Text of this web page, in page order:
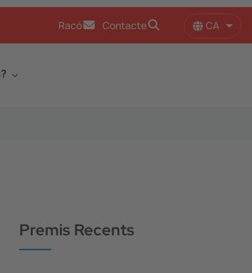
Racó Contacte CA
Premis Recents